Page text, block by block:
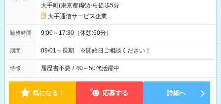
大手町(東京都)駅から徒歩5分
大手通信サービス企業
勤務時間 9:00～17:30（休憩:60分）
期間 09/01～長期 ※開始日ご相談ください！
特徴 履歴書不要 / 40～50代活躍中
気になる！ 応募する 詳細へ